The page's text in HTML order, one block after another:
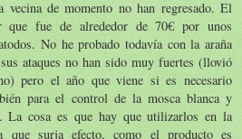
vecina de momento no han regresado. El
que fue de alrededor de 70€ por unos
No he probado todavía con la araña
ataques no han sido muy fuertes (llovió
pero el año que viene si es necesario
para el control de la mosca blanca y
La cosa es que hay que utilizarlos en la
que surja efecto, como el producto es